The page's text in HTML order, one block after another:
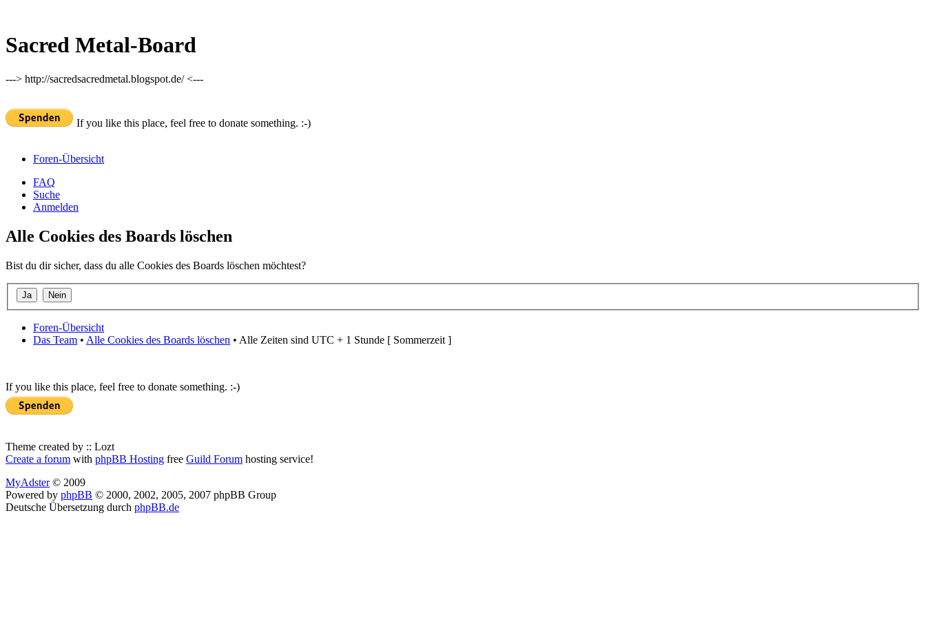
Sacred Metal-Board
---> http://sacredsacredmetal.blogspot.de/ <---
If you like this place, feel free to donate something. :-)
Foren-Übersicht
FAQ
Suche
Anmelden
Alle Cookies des Boards löschen
Bist du dir sicher, dass du alle Cookies des Boards löschen möchtest?
Foren-Übersicht
Das Team • Alle Cookies des Boards löschen • Alle Zeiten sind UTC + 1 Stunde [ Sommerzeit ]
If you like this place, feel free to donate something. :-)
Theme created by :: Lozt
Create a forum with phpBB Hosting free Guild Forum hosting service!
MyAdster© 2009
Powered by phpBB © 2000, 2002, 2005, 2007 phpBB Group
Deutsche Übersetzung durch phpBB.de